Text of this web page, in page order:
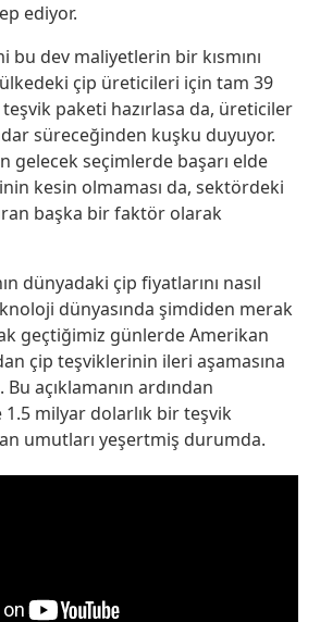
ediyor.
dev maliyetlerin bir kısmını
ülkedeki çip üreticileri için tam 39
paketi hazırlasa da, üreticiler
süreceğinden kuşku duyuyor.
gelecek seçimlerde başarı elde
kesin olmaması da, sektördeki
başka bir faktör olarak
dünyadaki çip fiyatlarını nasıl
dünyasında şimdiden merak
geçtiğimiz günlerde Amerikan
çip teşviklerinin ileri aşamasına
Bu açıklamanın ardından
1.5 milyar dolarlık bir teşvik
umutları yeşertmiş durumda.